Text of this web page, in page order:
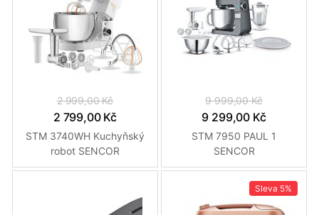
2 999,00 Kč
2 799,00 Kč
STM 3740WH Kuchyňský
robot SENCOR
9 999,00 Kč
9 299,00 Kč
STM 7950 PAUL 1
SENCOR
Sleva 5%